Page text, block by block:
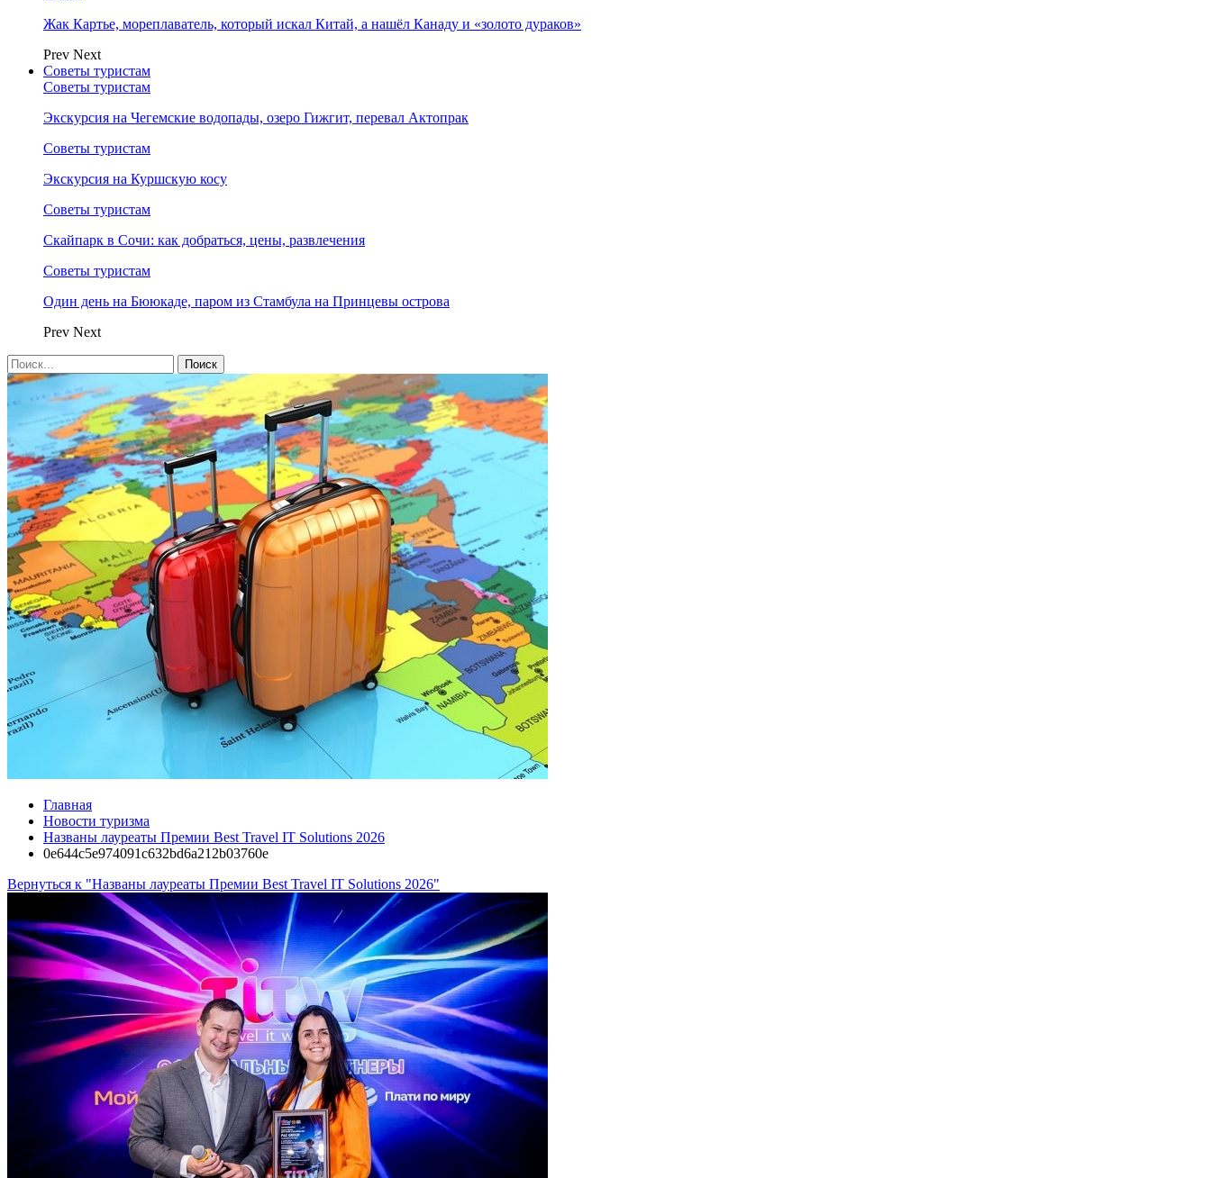
Жак Картье, мореплаватель, который искал Китай, а нашёл Канаду и «золото дураков»
Prev Next
Советы туристам
Советы туристам
Экскурсия на Чегемские водопады, озеро Гижгит, перевал Актопрак
Советы туристам
Экскурсия на Куршскую косу
Советы туристам
Скайпарк в Сочи: как добраться, цены, развлечения
Советы туристам
Один день на Бююкаде, паром из Стамбула на Принцевы острова
Prev Next
Главная
Новости туризма
Названы лауреаты Премии Best Travel IT Solutions 2026
0e644c5e974091c632bd6a212b03760e
Вернуться к "Названы лауреаты Премии Best Travel IT Solutions 2026"